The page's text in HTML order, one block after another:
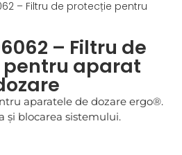
– Filtru de protecție pentru
– Filtru de
aparat
aparatele de dozare ergo®.
și blocarea sistemului.